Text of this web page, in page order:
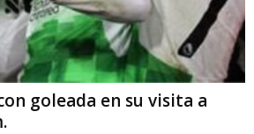
goleada en su visita a